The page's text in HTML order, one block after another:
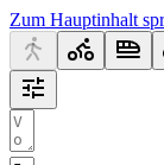
Zum Hauptinhalt